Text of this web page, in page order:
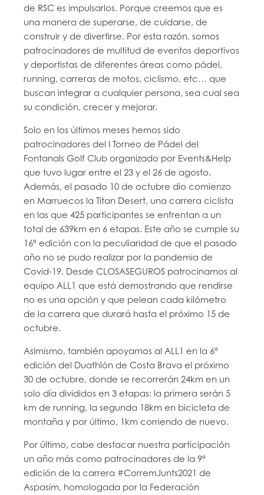
de RSC es impulsarlos. Porque creemos que es
una manera de superarse, de cuidarse, de
construir y de divertirse. Por esta razón, somos
patrocinadores de multitud de eventos deportivos
y deportistas de diferentes áreas como pádel,
running, carreras de motos, ciclismo, etc… que
buscan integrar a cualquier persona, sea cual sea
su condición, crecer y mejorar.
Solo en los últimos meses hemos sido
patrocinadores del I Torneo de Pádel del
Fontanals Golf Club organizado por Events&Help
que tuvo lugar entre el 23 y el 26 de agosto.
Además, el pasado 10 de octubre dio comienzo
en Marruecos la Titan Desert, una carrera ciclista
en las que 425 participantes se enfrentan a un
total de 639km en 6 etapas. Este año se cumple su
16ª edición con la peculiaridad de que el pasado
año no se pudo realizar por la pandemia de
Covid-19. Desde CLOSASEGUROS patrocinamos al
equipo ALL1 que está demostrando que rendirse
no es una opción y que pelean cada kilómetro
de la carrera que durará hasta el próximo 15 de
octubre.
Asimismo, también apoyamos al ALL1 en la 6ª
edición del Duathlón de Costa Brava el próximo
30 de octubre, donde se recorrerán 24km en un
solo día divididos en 3 etapas: la primera serán 5
km de running, la segunda 18km en bicicleta de
montaña y por último, 1km corriendo de nuevo.
Por último, cabe destacar nuestra participación
un año más como patrocinadores de la 9ª
edición de la carrera #CorremJunts2021 de
Aspasim, homologada por la Federación